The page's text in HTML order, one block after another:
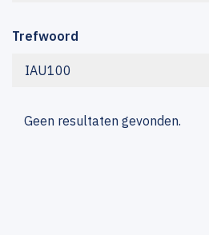
Trefwoord
IAU100
Geen resultaten gevonden.